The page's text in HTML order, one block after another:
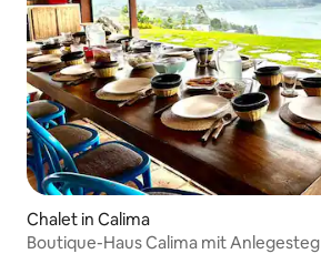
Chalet in Calima
Boutique-Haus Calima mit Anlegesteg